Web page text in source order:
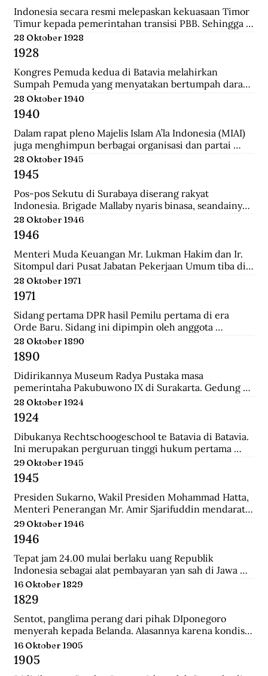
Indonesia secara resmi melepaskan kekuasaan Timor
Timur kepada pemerintahan transisi PBB. Sehingga
kini wilayah tersebut bukan lagi bagian dari provinsi
Indonesia.
28 Oktober 1928
1928
Kongres Pemuda kedua di Batavia melahirkan
Sumpah Pemuda yang menyatakan bertumpah darah
satu tanah air Indonesia, berbangsa satu bangsa
Indonesia, dan menjunjung bahasa persatuan bahasa
Indonesia.
28 Oktober 1940
1940
Dalam rapat pleno Majelis Islam A’la Indonesia (MIAI)
juga menghimpun berbagai organisasi dan partai
Islam untuk mengajukan mosi kepada pemerintah.
Gabungan Politik Indonesia (GAPI) menyatakan
dukungannya atas langkah-langkah MIAI. Pemerintah
akhirnya memperhatikan tuntutan MIAI dan GAPI.
28 Oktober 1945
1945
Pos-pos Sekutu di Surabaya diserang rakyat
Indonesia. Brigade Mallaby nyaris binasa, seandainya
pemimpin-pemimpin Indonesia tidak segera
memerintahkan penghentian tembak-menembak.
28 Oktober 1946
1946
Menteri Muda Keuangan Mr. Lukman Hakim dan Ir.
Sitompul dari Pusat Jabatan Pekerjaan Umum tiba di
Medan dengan pesawat Sekutu dari Palembang. Di
lapangan tembak mereka disambut oleh Mr. Mohd.
Jusuf.
28 Oktober 1971
1971
Sidang pertama DPR hasil Pemilu pertama di era
Orde Baru. Sidang ini dipimpin oleh anggota
parlemen tertua dibantu anggota parlemen termuda,
yaitu K.H. Bisri Sjamsuri (84 tahun) dari Partai NU dan
Anak Agung Oka Mahendra (25 tahun) dari Golkar.
28 Oktober 1890
1890
Didirikannya Museum Radya Pustaka masa
pemerintaha Pakubuwono IX di Surakarta. Gedung
ini merupakan rumah kediaman seorang warga
Belanda bernama Johannes Busselaar yang berisikan
koleksi wayang kulit, buku kuno, dan arca.
28 Oktober 1924
1924
Dibukanya Rechtschoogeschool te Batavia di Batavia.
Ini merupakan perguruan tinggi hukum pertama
yang didirikan oleh Gubernur Jenderal J.B van heutsz.
Saat ini menjadi Fakultas Hukum Universitas
Indonesia.
29 Oktober 1945
1945
Presiden Sukarno, Wakil Presiden Mohammad Hatta,
Menteri Penerangan Mr. Amir Sjarifuddin mendarat
di Surabaya atas permintaan Sekutu. Mereka disertai
beberapa perwira Inggris dan wartawan-wartawan
luar negeri.
29 Oktober 1946
1946
Tepat jam 24.00 mulai berlaku uang Republik
Indonesia sebagai alat pembayaran yan sah di Jawa
dan Madura. Dengan demikian uang yang berlalu
sebelumnya tidak lagi berlaku.
16 Oktober 1829
1829
Sentot, panglima perang dari pihak DIponegoro
menyerah kepada Belanda. Alasannya karena kondisi
perekonomian yang memburuk akibat perang yang
tak kunung usai.
16 Oktober 1905
1905